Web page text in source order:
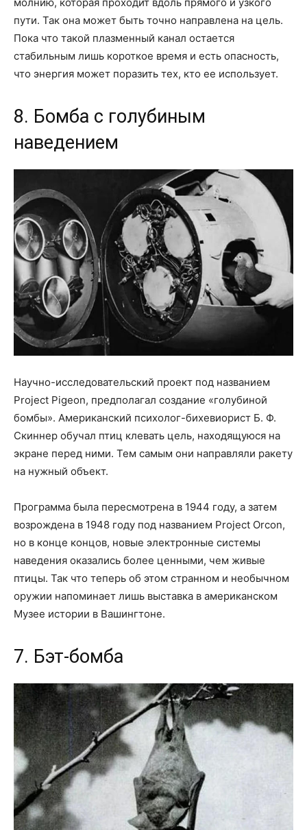
пути. Так она может быть точно направлена на цель.
Пока что такой плазменный канал остается
стабильным лишь короткое время и есть опасность,
что энергия может поразить тех, кто ее использует.
8. Бомба с голубиным
наведением
Научно-исследовательский проект под названием
Project Pigeon, предполагал создание «голубиной
бомбы». Американский психолог-бихевиорист Б. Ф.
Скиннер обучал птиц клевать цель, находящуюся на
экране перед ними. Тем самым они направляли ракету
на нужный объект.
Программа была пересмотрена в 1944 году, а затем
возрождена в 1948 году под названием Project Orcon,
но в конце концов, новые электронные системы
наведения оказались более ценными, чем живые
птицы. Так что теперь об этом странном и необычном
оружии напоминает лишь выставка в американском
Музее истории в Вашингтоне.
7. Бэт-бомба